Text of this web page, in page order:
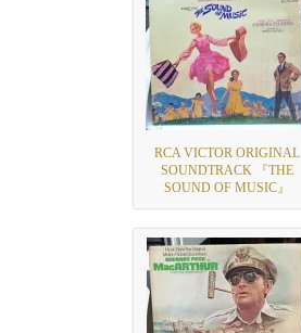
RCA VICTOR ORIGINAL
SOUNDTRACK 『THE
SOUND OF MUSIC』